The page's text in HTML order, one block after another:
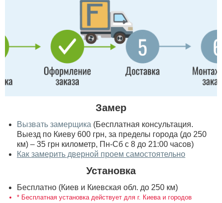
Замер
Вызвать замерщика (Бесплатная консультация.
Выезд по Киеву 600 грн, за пределы города (до 250
км) – 35 грн километр, Пн-Сб с 8 до 21:00 часов)
Как замерить дверной проем самостоятельно
Установка
Бесплатно (Киев и Киевская обл. до 250 км)
* Бесплатная установка действует для г. Киева и городов